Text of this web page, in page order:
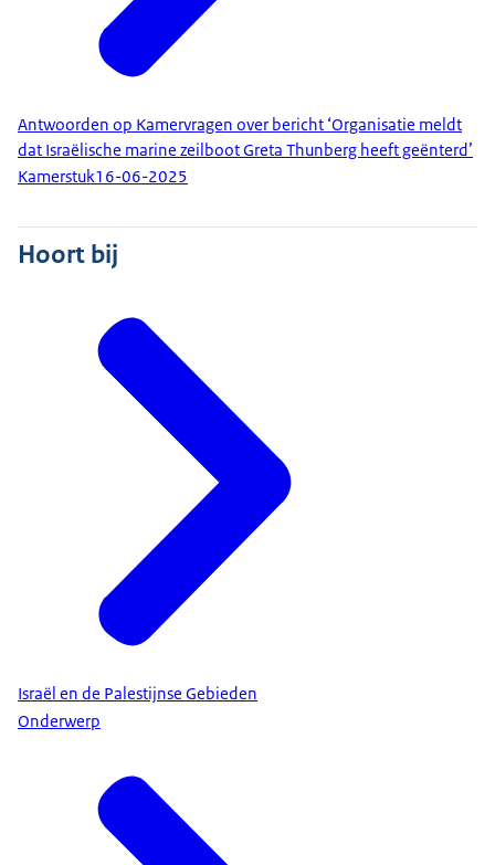
Antwoorden op Kamervragen over bericht ‘Organisatie meldt
dat Israëlische marine zeilboot Greta Thunberg heeft geënterd’
Kamerstuk16-06-2025
Hoort bij
Israël en de Palestijnse Gebieden
Onderwerp